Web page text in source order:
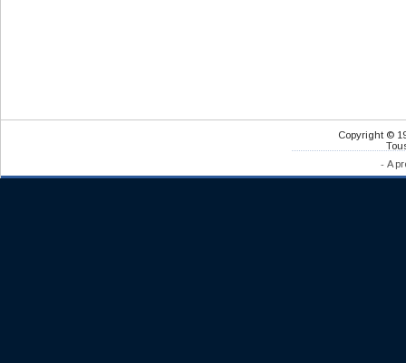
Copyright ©
- A